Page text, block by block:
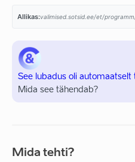
Allikas:valimised.sotsid.ee/et/programm/
See lubadus oli
Mida see tähendab?
Mida tehti?